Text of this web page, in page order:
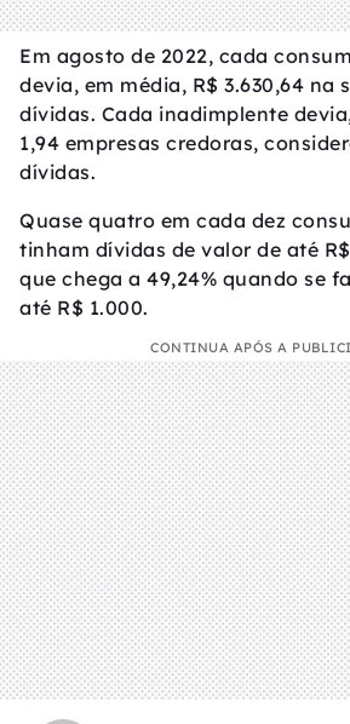
Em agosto de 2022, cada
devia, em média, R$ 3.630,64 na
dívidas. Cada inadimplente
1,94 empresas credoras,
dívidas.
Quase quatro em cada dez
tinham dívidas de valor de até
que chega a 49,24% quando se
até R$ 1.000.
CONTINUA APÓS A